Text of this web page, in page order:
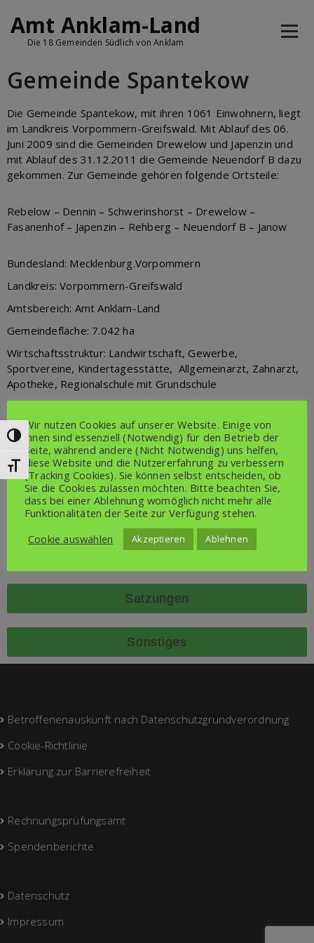
Umschalten auf hohe Kontraste
Schrift vergrößern
Amt Anklam-Land
Die 18 Gemeinden Südlich von Anklam
Gemeinde Spantekow
Die Gemeinde Spantekow, mit ihren 1061 Einwohnern, liegt
im Landkreis Vorpommern-Greifswald. Mit Ablauf des 06.
Juni 2009 sind die Gemeinden Drewelow und Japenzin und
mit Ablauf des 31.12.2011 die Gemeinde Neuendorf B dazu
gekommen. Zur Gemeinde gehören folgende Ortsteile:
Rebelow – Dennin – Schwerinshorst – Drewelow –
Fasanenhof – Japenzin – Rehberg – Neuendorf B – Janow
Bundesland: Mecklenburg.Vorpommern
Landkreis: Vorpommern-Greifswald
Amtsbereich: Amt Anklam-Land
Gemeindefläche: 7.042 ha
Wirtschaftsstruktur: Landwirtschaft, Gewerbe,
Sportvereine, Kindertagesstätte, Allgemeinarzt, Zahnarzt,
Apotheke, Regionalschule mit Grundschule
Bürgermeisterin: Frau Dörte Müller
Erreichbar über E-Mail: bm-spantekow@amt-anklam-land.de
Informationen über:
Amt Anklam-Land
Rebelower Damm 2
17392 Spantekow
Satzungen
Sonstiges
Betroffenenauskunft nach Datenschutzgrundverordnung
Cookie-Richtlinie
Erklärung zur Barrierefreiheit
Rechnungsprüfungsamt
Spendenberichte
Datenschutz
Impressum
Wir nutzen Cookies auf unserer Website. Einige von
ihnen sind essenziell (Notwendig) für den Betrieb der
Seite, während andere (Nicht Notwendig) uns helfen,
diese Website und die Nutzererfahrung zu verbessern
(Tracking Cookies). Sie können selbst entscheiden, ob
Sie die Cookies zulassen möchten. Bitte beachten Sie,
dass bei einer Ablehnung womöglich nicht mehr alle
Funktionalitäten der Seite zur Verfügung stehen.
Cookie auswählen
Akzeptieren Ablehnen